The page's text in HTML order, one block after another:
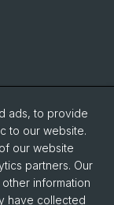
ads, to provide
to our website.
our website
partners. Our
information
have collected